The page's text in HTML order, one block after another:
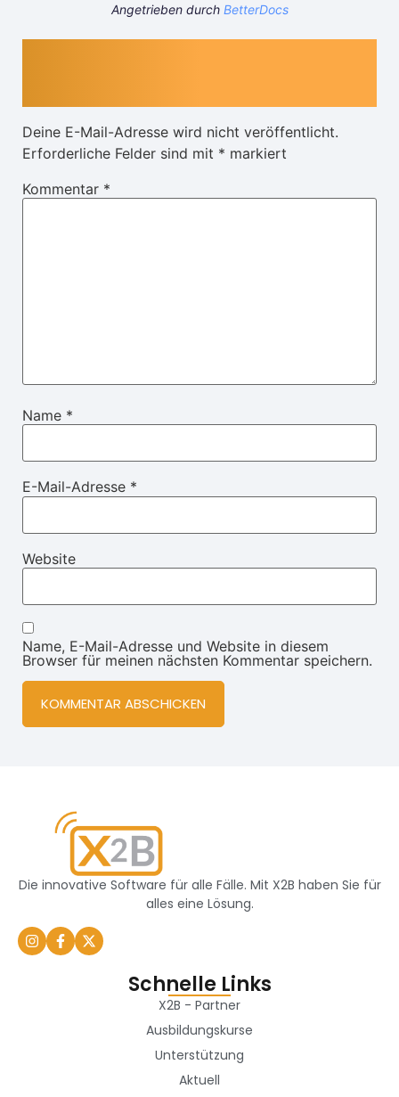
Angetrieben durch BetterDocs
Deine E-Mail-Adresse wird nicht veröffentlicht.
Erforderliche Felder sind mit * markiert
Kommentar *
Name *
E-Mail-Adresse *
Website
Name, E-Mail-Adresse und Website in diesem
Browser für meinen nächsten Kommentar speichern.
Die innovative Software für alle Fälle. Mit X2B haben Sie für
alles eine Lösung.
Schnelle Links
X2B - Partner
Ausbildungskurse
Unterstützung
Aktuell